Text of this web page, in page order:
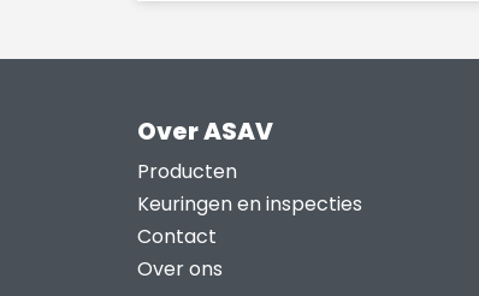
heeft
variaties.
optie
kan
gekozen
worden
Over ASAV
Producten
Keuringen en inspecties
Contact
Over ons